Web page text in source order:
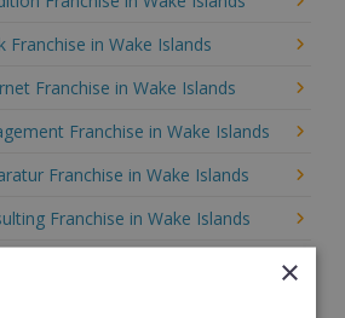
Franchise in Wake Islands
Franchise in Wake Islands
Franchise in Wake Islands
Franchise in Wake Islands
Franchise in Wake Islands
in Wake Islands
×